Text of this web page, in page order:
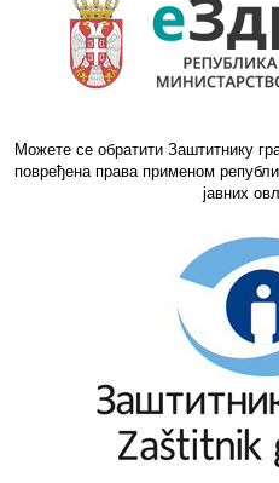
Можете се обратити Заштитнику
повређена права применом
јавних